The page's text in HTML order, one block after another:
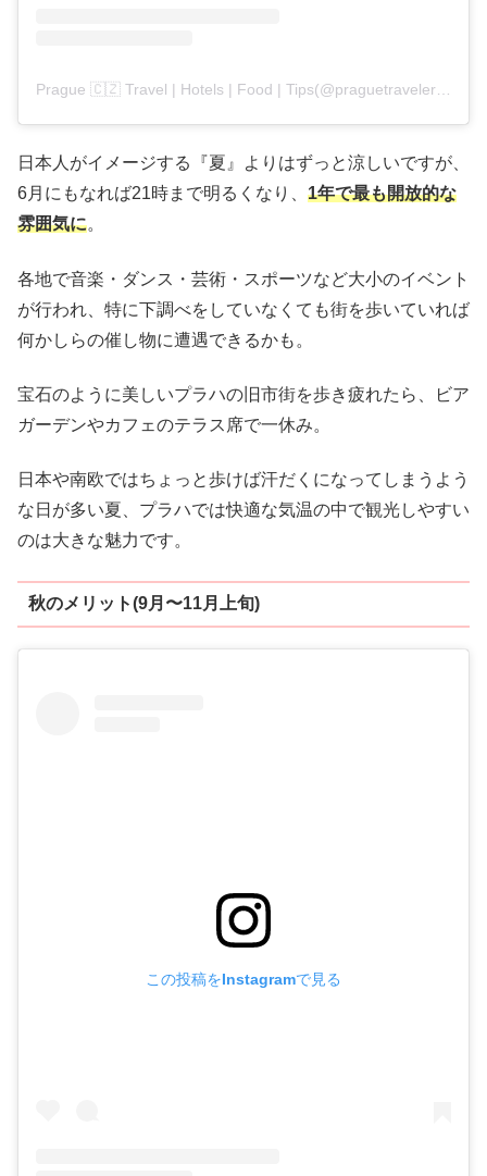
日本人がイメージする『夏』よりはずっと涼しいですが、
6月にもなれば21時まで明るくなり、 1年で最も開放的な
雰囲気に。
各地で音楽・ダンス・芸術・スポーツなど大小のイベント
が行われ、特に下調べをしていなくても街を歩いていれば
何かしらの催し物に遭遇できるかも。
宝石のように美しいプラハの旧市街を歩き疲れたら、ビア
ガーデンやカフェのテラス席で一休み。
日本や南欧ではちょっと歩けば汗だくになってしまうよう
な日が多い夏、プラハでは快適な気温の中で観光しやすい
のは大きな魅力です。
秋のメリット(9月〜11月上旬)
この投稿をInstagramで見る